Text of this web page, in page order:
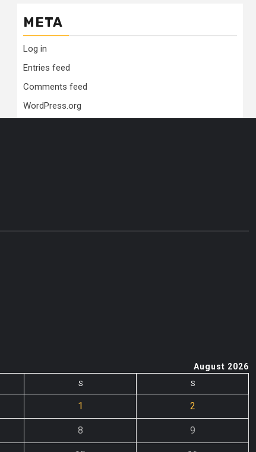
META
Log in
Entries feed
Comments feed
WordPress.org
August 2026
S S
1 2
8 9